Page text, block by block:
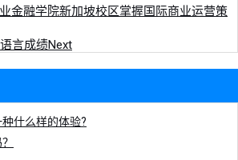
金融学院新加坡校区掌握国际商业运营策
言成绩Next
什么样的体验?